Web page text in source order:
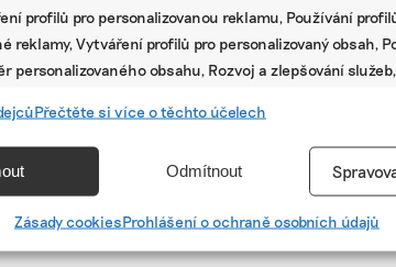
profilů pro personalizovanou reklamu, Používání
reklamy, Vytváření profilů pro personalizovaný obsah,
personalizovaného obsahu, Rozvoj a zlepšování
údajů z jiných zdrojů údajů, Propojení různých
zařízení na základě automaticky přenášených
Přečtěte si více o těchto účelech
Odmítnout
Zásady cookiesProhlášení o ochraně osobních údajů